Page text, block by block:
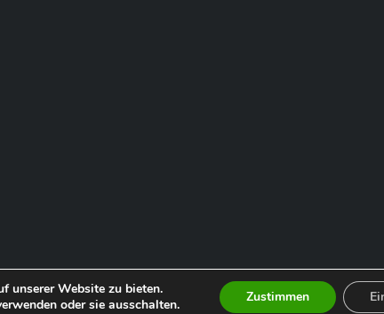
unserer Website zu bieten.
oder sie ausschalten. Zustimmen